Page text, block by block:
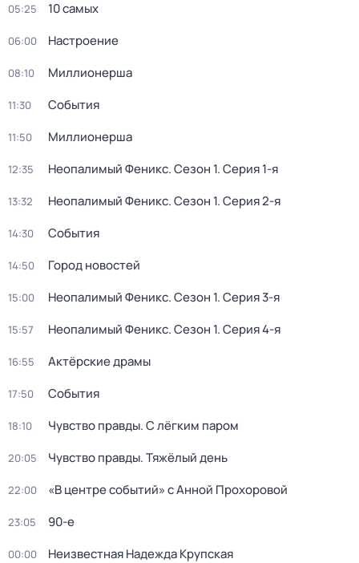
05:25 10 самых
06:00 Настроение
08:10 Миллионерша
11:30 События
11:50 Миллионерша
12:35 Неопалимый Феникс. Сезон 1. Серия 1-я
13:32 Неопалимый Феникс. Сезон 1. Серия 2-я
14:30 События
14:50 Город новостей
15:00 Неопалимый Феникс. Сезон 1. Серия 3-я
15:57 Неопалимый Феникс. Сезон 1. Серия 4-я
16:55 Актёрские драмы
17:50 События
18:10 Чувство правды. С лёгким паром
20:05 Чувство правды. Тяжёлый день
22:00 «В центре событий» с Анной Прохоровой
23:05 90-е
00:00 Неизвестная Надежда Крупская